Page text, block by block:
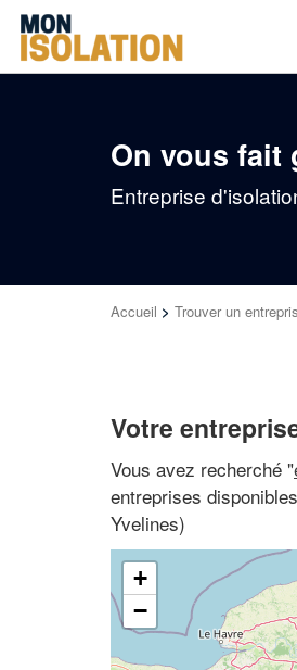
On vous fait
Entreprise
Accueil > Trouver un
Votre
Vous avez recherché "
entreprises
Yvelines)
+
−